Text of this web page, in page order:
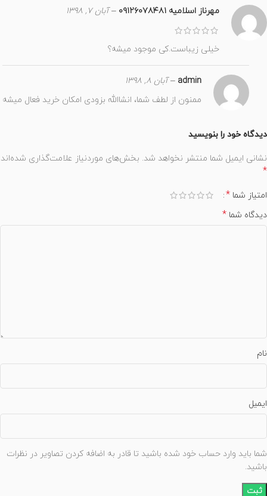
مهرناز اسلامیه ۰۹۱۲۶۰۷۸۴۸۱ – آبان 7, 1398
خیلی زیباست.کی موجود میشه؟
admin
– آبان 8, 1398
ممنون از لطف شما، انشاالله بزودی امکان خرید فعال میشه
دیدگاه خود را بنویسید
نشانی ایمیل شما منتشر نخواهد شد. بخش‌های موردنیاز علامت‌گذاری شده‌اند
*
امتیاز شما *
دیدگاه شما *
نام
ایمیل
شما باید وارد حساب خود شده باشید تا قادر به اضافه کردن تصاویر در نظرات
باشید.